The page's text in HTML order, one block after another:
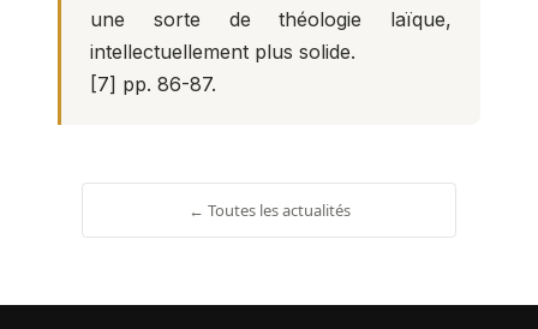
une sorte de théologie laïque,
intellectuellement plus solide.
[7] pp. 86-87.
← Toutes les actualités